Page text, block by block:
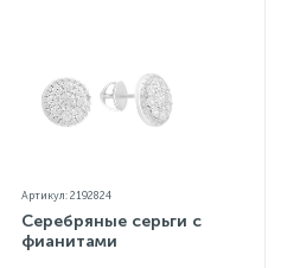
Артикул: 2192824
Серебряные серьги с
фианитами